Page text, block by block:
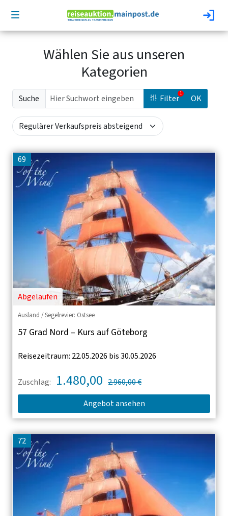
Wählen Sie aus unseren
Kategorien
Suche Filter OK
69
Abgelaufen
Ausland / Segelrevier: Ostsee
57 Grad Nord – Kurs auf Göteborg
Reisezeitraum: 22.05.2026 bis 30.05.2026
Zuschlag: 1.480,00 2.960,00 €
Angebot ansehen
72